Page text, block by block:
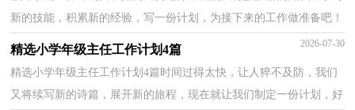
新的技能，积累新的经验，写一份计划，为接下来的工作做准备吧！
那么我们该怎么去写计划呢？下面是小编为大家整理的教师学...
精选小学年级主任工作计划4篇 2026-07-30
精选小学年级主任工作计划4篇时间过得太快，让人猝不及防，我们
又将续写新的诗篇，展开新的旅程，现在就让我们制定一份计划，好